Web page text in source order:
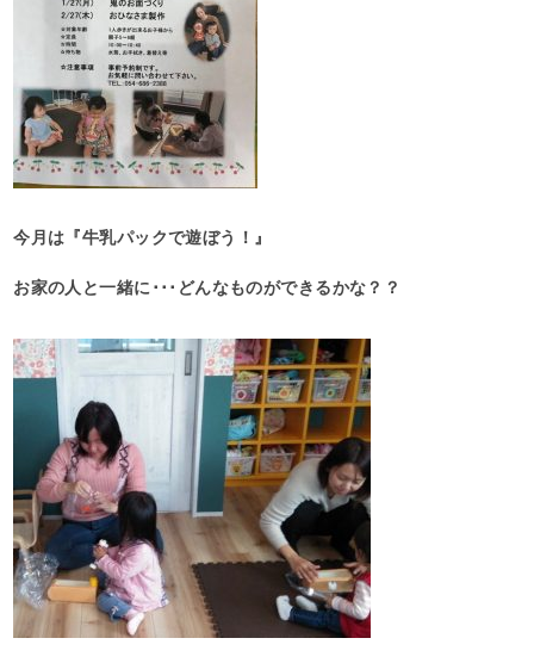
今月は『牛乳パックで遊ぼう！』
お家の人と一緒に･･･どんなものができるかな？？